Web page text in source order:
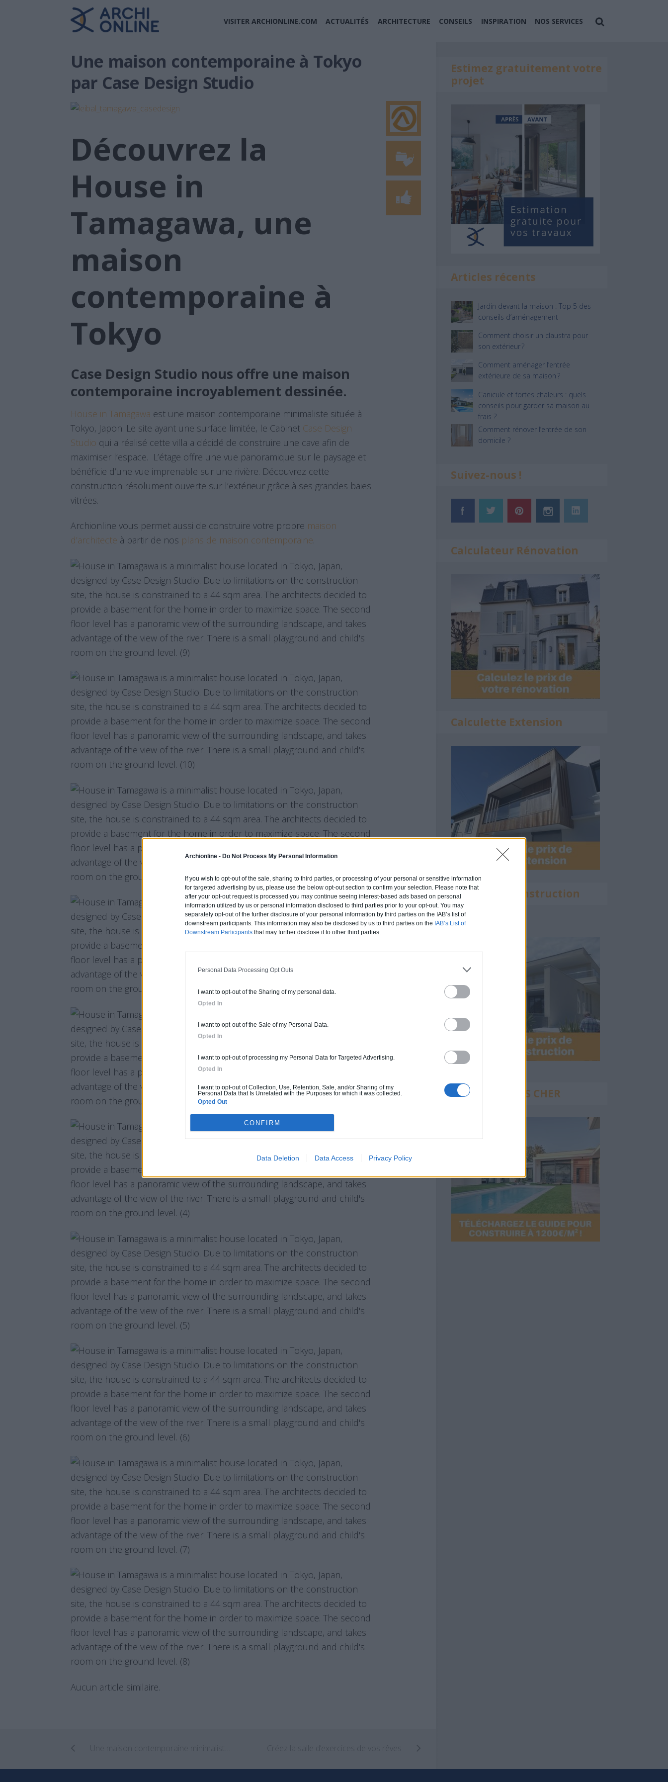
Archionline - Do Not Process My Personal Information
If you wish to opt-out of the sale, sharing to third parties, or processing of your personal or sensitive information
for targeted advertising by us, please use the below opt-out section to confirm your selection. Please note that
after your opt-out request is processed you may continue seeing interest-based ads based on personal
information utilized by us or personal information disclosed to third parties prior to your opt-out. You may
separately opt-out of the further disclosure of your personal information by third parties on the IAB’s list of
downstream participants. This information may also be disclosed by us to third parties on the IAB’s List of
Downstream Participants that may further disclose it to other third parties.
Personal Data Processing Opt Outs
I want to opt-out of the Sharing of my personal data.
Opted In
I want to opt-out of the Sale of my Personal Data.
Opted In
I want to opt-out of processing my Personal Data for Targeted Advertising.
Opted In
I want to opt-out of Collection, Use, Retention, Sale, and/or Sharing of my
Personal Data that Is Unrelated with the Purposes for which it was collected.
Opted Out
CONFIRM
Data Deletion Data Access Privacy Policy
VISITER ARCHIONLINE.COM ACTUALITÉS ARCHITECTURE CONSEILS INSPIRATION NOS SERVICES
Une maison contemporaine à Tokyo
par Case Design Studio
Découvrez la
House in
Tamagawa, une
maison
contemporaine à
Tokyo
Case Design Studio nous offre une maison
contemporaine incroyablement dessinée.
House in Tamagawa est une maison contemporaine minimaliste située à
Tokyo, Japon. Le site ayant une surface limitée, le Cabinet Case Design
Studio qui a réalisé cette villa a décidé de construire une cave afin de
maximiser l’espace. L’étage offre une vue panoramique sur le paysage et
bénéficie d’une vue imprenable sur une rivière. Découvrez cette
construction résolument ouverte sur l’extérieur grâce à ses grandes baies
vitrées.
Archionline vous permet aussi de construire votre propre maison
d’architecte à partir de nos plans de maison contemporaine.
Aucun article similaire.
Estimez gratuitement votre
projet
Articles récents
Jardin devant la maison : Top 5 des
conseils d’aménagement
Comment choisir un claustra pour
son extérieur ?
Comment aménager l’entrée
extérieure de sa maison ?
Canicule et fortes chaleurs : quels
conseils pour garder sa maison au
frais ?
Comment rénover l’entrée de son
domicile ?
Suivez-nous !
Calculateur Rénovation
Calculette Extension
Calculette Construction
Construire PAS CHER